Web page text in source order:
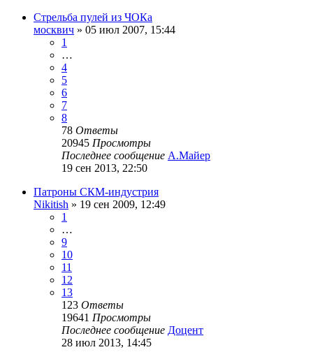
Стрельба пулей из ЧОКа
москвич » 05 июл 2007, 15:44
1
…
4
5
6
7
8
78 Ответы
20945 Просмотры
Последнее сообщение А.Майер
19 сен 2013, 22:50
Патроны СКМ-индустрия
Nikitish » 19 сен 2009, 12:49
1
…
9
10
11
12
13
123 Ответы
19641 Просмотры
Последнее сообщение Доцент
28 июл 2013, 14:45